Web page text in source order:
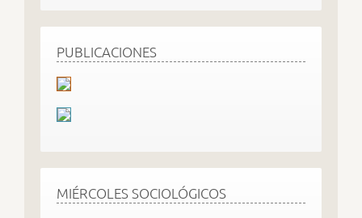
PUBLICACIONES
MIÉRCOLES SOCIOLÓGICOS